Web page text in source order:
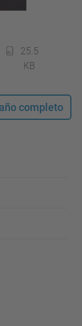
25.5
KB
completo